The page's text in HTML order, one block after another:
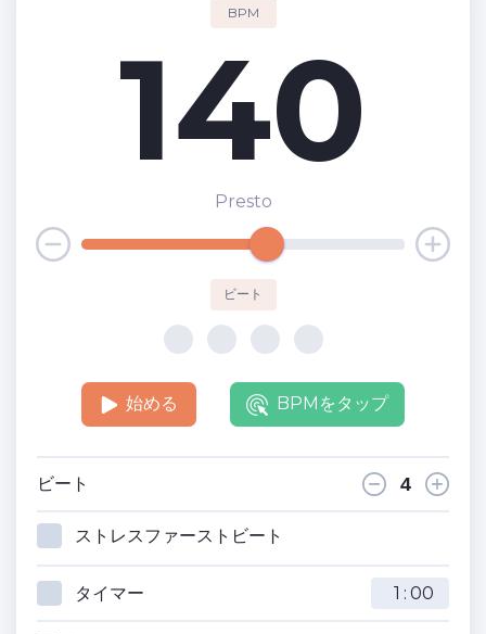
BPM
140
Presto
ビート
始める BPMをタップ
ビート
ストレスファーストビート
タイマー :